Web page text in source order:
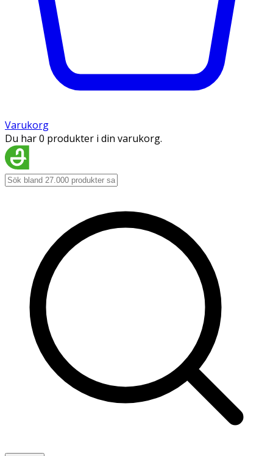
Varukorg
Du har 0 produkter i din varukorg.